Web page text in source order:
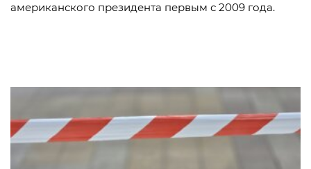
американского президента первым с 2009 года.